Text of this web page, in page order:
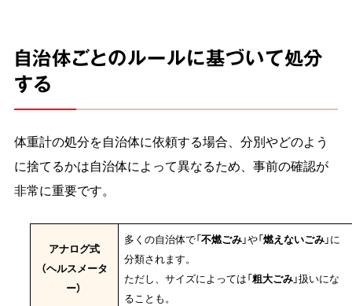
自治体ごとのルールに基づいて処分
する
体重計の処分を自治体に依頼する場合、分別やどのよう
に捨てるかは自治体によって異なるため、事前の確認が
非常に重要です。
アナログ式
（ヘルスメータ
ー）
多くの自治体で「不燃ごみ」や「燃えないごみ」に
分類されます。
ただし、サイズによっては「粗大ごみ」扱いにな
ることも。